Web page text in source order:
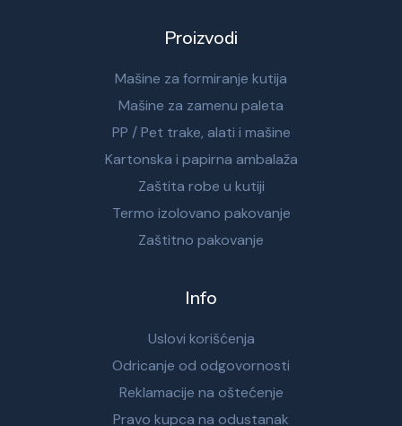
Proizvodi
Mašine za formiranje kutija
Mašine za zamenu paleta
PP / Pet trake, alati i mašine
Kartonska i papirna ambalaža
Zaštita robe u kutiji
Termo izolovano pakovanje
Zaštitno pakovanje
Info
Uslovi korišćenja
Odricanje od odgovornosti
Reklamacije na oštećenje
Pravo kupca na odustanak